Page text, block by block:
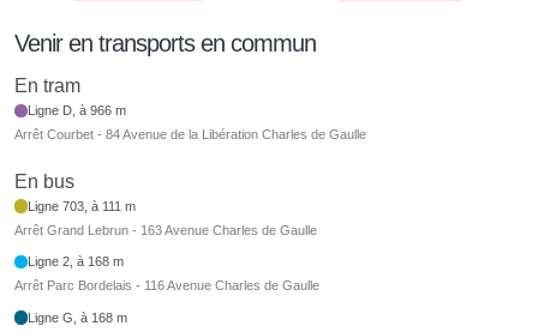
Venir en transports en commun
En tram
Ligne D, à 966 m
Arrêt Courbet - 84 Avenue de la Libération Charles de Gaulle
En bus
Ligne 703, à 111 m
Arrêt Grand Lebrun - 163 Avenue Charles de Gaulle
Ligne 2, à 168 m
Arrêt Parc Bordelais - 116 Avenue Charles de Gaulle
Ligne G, à 168 m